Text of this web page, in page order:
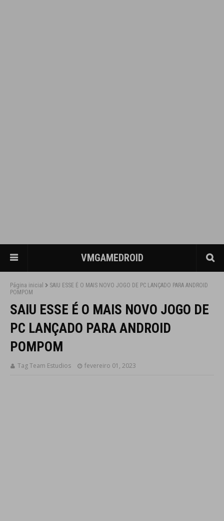
VMGAMEDROID
Página inicial
SAIU ESSE É O MAIS NOVO JOGO DE PC LANÇADO PARA ANDROID
POMPOM
SAIU ESSE É O MAIS NOVO JOGO DE
PC LANÇADO PARA ANDROID
POMPOM
Tag Team Estudios fevereiro 01, 2023